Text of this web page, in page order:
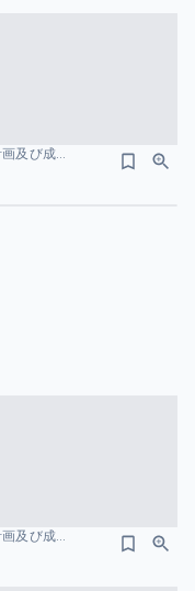
事業計画及び成長可能性に関する説明資料 株式会社AVILEN 中期経営計画のスライドデザイン
事業計画及び成長可能性に関する事項-株式会社yutori 組織図のスライドデザイン